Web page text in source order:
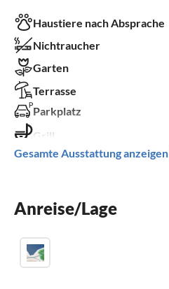
Haustiere nach Absprache
Nichtraucher
Garten
Terrasse
Parkplatz
Grill
Kinder willkommen
Gesamte Ausstattung anzeigen
Anreise/Lage